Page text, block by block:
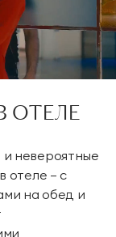
ОТЕЛЕ
невероятные
отеле — с
на обед и